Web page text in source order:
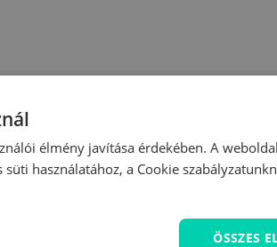
élmény javítása érdekében. A
használatához, a Cookie
ÖSSZES